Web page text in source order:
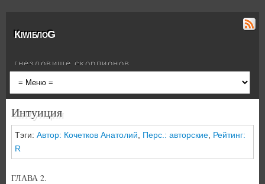
КiwiблоG
гнездовище скорпионов
Интуиция
Тэги: Автор: Кочетков Анатолий Перс.: авторские, Рейтинг:
R
ГЛАВА 2.